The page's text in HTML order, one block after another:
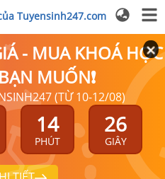
Tuyensinh247.com
- MUA KHOÁ HỌC
MUỐN❗
(TỪ 10-12/08)
14
PHÚT
26
GIÂY